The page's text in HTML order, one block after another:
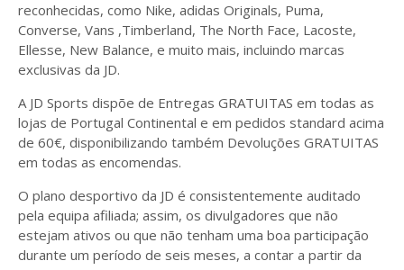
reconhecidas, como Nike, adidas Originals, Puma,
Converse, Vans ,Timberland, The North Face, Lacoste,
Ellesse, New Balance, e muito mais, incluindo marcas
exclusivas da JD.
A JD Sports dispõe de Entregas GRATUITAS em todas as
lojas de Portugal Continental e em pedidos standard acima
de 60€, disponibilizando também Devoluções GRATUITAS
em todas as encomendas.
O plano desportivo da JD é consistentemente auditado
pela equipa afiliada; assim, os divulgadores que não
estejam ativos ou que não tenham uma boa participação
durante um período de seis meses, a contar a partir da